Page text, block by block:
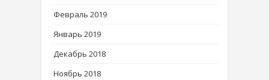
Февраль 2019
Январь 2019
Декабрь 2018
Ноябрь 2018